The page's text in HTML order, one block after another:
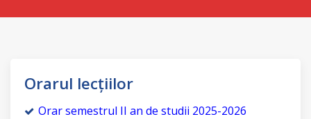
Orarul lecțiilor
Orar semestrul II an de studii 2025-2026